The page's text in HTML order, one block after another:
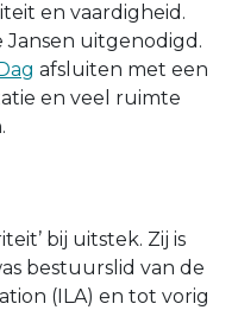
en vaardigheid.
Jansen uitgenodigd.
afsluiten met een
en veel ruimte
bij uitstek. Zij is
bestuurslid van de
(ILA) en tot vorig